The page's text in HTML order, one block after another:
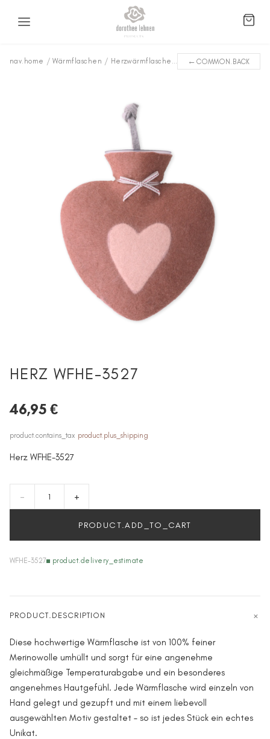
nav.home / Wärmflaschen / Herzwärmflaschen Herz WFHE-3527
←COMMON.BACK
HERZ WFHE-3527
46,95 €
product.contains_tax product.plus_shipping
Herz WFHE-3527
- +
PRODUCT.ADD_TO_CART
WFHE-3527 product.delivery_estimate
PRODUCT.DESCRIPTION
Diese hochwertige Wärmflasche ist von 100% feiner
Merinowolle umhüllt und sorgt für eine angenehme
gleichmäßige Temperaturabgabe und ein besonderes
angenehmes Hautgefühl. Jede Wärmflasche wird einzeln von
Hand gelegt und gezupft und mit einem liebevoll
ausgewählten Motiv gestaltet – so ist jedes Stück ein echtes
Unikat.